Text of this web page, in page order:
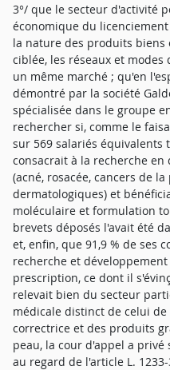
3°/ que le secteur d'activité
économique du
la nature des produits biens
ciblée, les réseaux et
un même marché ; qu'en
démontré par la société
spécialisée dans le groupe
rechercher si, comme le
sur 569 salariés équivalents
consacrait à la recherche
(acné, rosacée, cancers de
dermatologiques) et
moléculaire et formulation
brevets déposés l'avait été
et, enfin, que 91,9 % de ses
recherche et
prescription, ce dont il
relevait bien du secteur
médicale distinct de celui
correctrice et des produits
peau, la cour d'appel a
au regard de l'article L.